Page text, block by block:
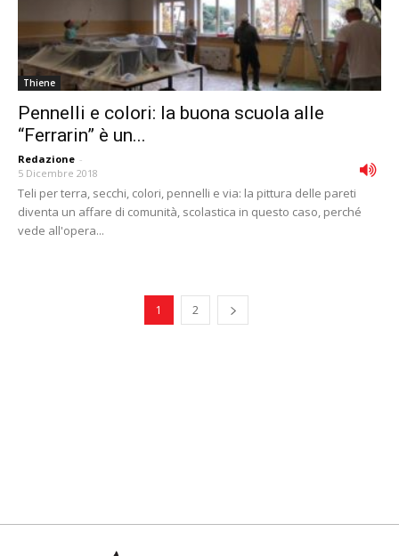
Thiene
Pennelli e colori: la buona scuola alle
“Ferrarin” è un...
Redazione -
5 Dicembre 2018
Teli per terra, secchi, colori, pennelli e via: la pittura delle pareti
diventa un affare di comunità, scolastica in questo caso, perché
vede all'opera...
1 2